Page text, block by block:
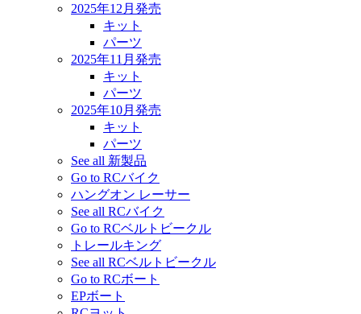
2025年12月発売
キット
パーツ
2025年11月発売
キット
パーツ
2025年10月発売
キット
パーツ
See all 新製品
Go to RCバイク
ハングオン レーサー
See all RCバイク
Go to RCベルトビークル
トレールキング
See all RCベルトビークル
Go to RCボート
EPボート